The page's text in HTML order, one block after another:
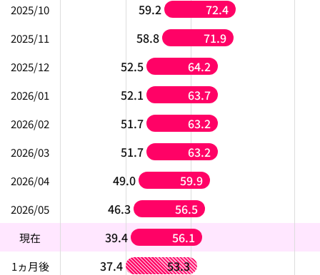
2025/10 59.2 72.4
2025/11 58.8 71.9
2025/12 52.5 64.2
2026/01 52.1 63.7
2026/02 51.7 63.2
2026/03 51.7 63.2
2026/04 49.0 59.9
2026/05 46.3 56.5
現在 39.4 56.1
1ヵ月後 37.4 53.3